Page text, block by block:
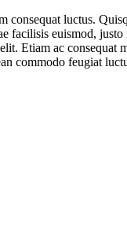
consequat luctus.
euismod, justo
Etiam ac consequat
commodo feugiat